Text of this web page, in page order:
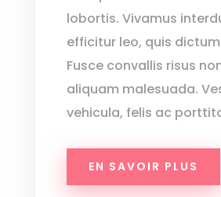
lobortis. Vivamus
efficitur leo, quis
Fusce convallis risus
aliquam malesuada.
vehicula, felis ac
EN SAVOIR PLUS